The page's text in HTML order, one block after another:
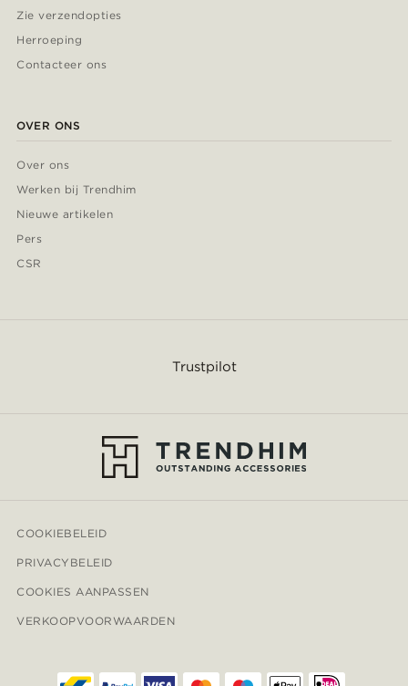
Zie verzendopties
Herroeping
Contacteer ons
OVER ONS
Over ons
Werken bij Trendhim
Nieuwe artikelen
Pers
CSR
Trustpilot
COOKIEBELEID
PRIVACYBELEID
COOKIES AANPASSEN
VERKOOPVOORWAARDEN